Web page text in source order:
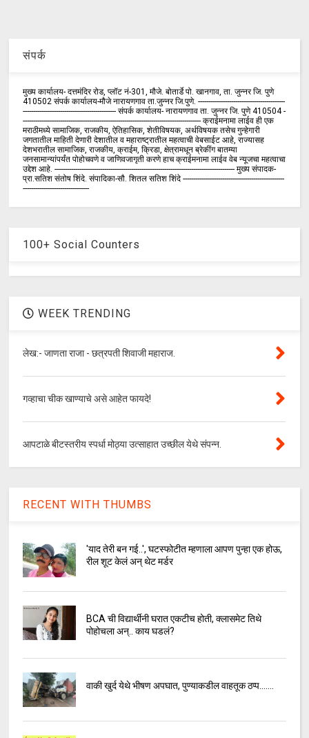
संपर्क
मुख्य कार्यालय- दत्तमंदिर रोड, प्लॉट नं-301, मौजे. बोतार्डे पो. खानगाव, ता. जुन्नर जि. पुणे
410502 संपर्क कार्य‍ालय-मौजे नारायणगाव ता.जुन्नर जि.पुणे. ------------------------------------------
--------------------------------------------- संपर्क कार्यालय- नारायणगाव ता. जुन्नर जि. पुणे 410504 -
-------------------------------------------------------------------------------------- क्राईमनामा लाईव ही एक
मराठीमध्ये सामाजिक, राजकीय, ऐतिहासिक, शेतीविषयक, अर्थविषयक तसेच गुन्हेगारी
जगतातील माहिती देणारी देशातील व महाराष्ट्रातील महत्वाची वेबसाईट आहे, राज्यासह
देशभरातील सामाजिक, राजकीय, क्राईम, क्रिडा, क्षेत्रामधून ब्रेकींग बातम्या
जनसामान्यांपर्यंत पोहोचवणे व जाणिवजागृती करणे हाच क्राईमनामा लाईव वेब न्यूजचा महत्वाचा
उद्देश आहे. --------------------------------------------------------------------------------------- मुख्य संपादक-
प्रा.सतिश संतोष शिंदे. संपादिका-सौ. शितल सतिश शिंदे -------------------------------------------------
--------------------------------
100+ Social Counters
WEEK TRENDING
लेख:- जाणता राजा - छत्रपती शिवाजी महाराज.
गव्हाचा चीक खाण्याचे असे आहेत फायदे!
आपटाळे बीटस्तरीय स्पर्धा मोठ्या उत्साहात उच्छील येथे संपन्न.
RECENT WITH THUMBS
'याद तेरी बन गई..', घटस्फोटीत म्हणाला आपण पुन्हा एक होऊ,
रील शूट केलं अन् थेट मर्डर
BCA ची विद्यार्थीनी घरात एकटीच होती, क्लासमेट तिथे
पोहोचला अन्.. काय घडलं?
वाकी खुर्द येथे भीषण अपघात, पुण्याकडील वाहतूक ठप्प.......